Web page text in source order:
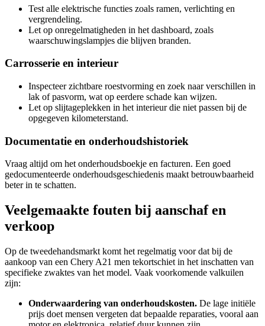
Test alle elektrische functies zoals ramen, verlichting en
vergrendeling.
Let op onregelmatigheden in het dashboard, zoals
waarschuwingslampjes die blijven branden.
Carrosserie en interieur
Inspecteer zichtbare roestvorming en zoek naar verschillen in
lak of pasvorm, wat op eerdere schade kan wijzen.
Let op slijtageplekken in het interieur die niet passen bij de
opgegeven kilometerstand.
Documentatie en onderhoudshistoriek
Vraag altijd om het onderhoudsboekje en facturen. Een goed
gedocumenteerde onderhoudsgeschiedenis maakt betrouwbaarheid
beter in te schatten.
Veelgemaakte fouten bij aanschaf en
verkoop
Op de tweedehandsmarkt komt het regelmatig voor dat bij de
aankoop van een Chery A21 men tekortschiet in het inschatten van
specifieke zwaktes van het model. Vaak voorkomende valkuilen
zijn:
Onderwaardering van onderhoudskosten. De lage initiële
prijs doet mensen vergeten dat bepaalde reparaties, vooral aan